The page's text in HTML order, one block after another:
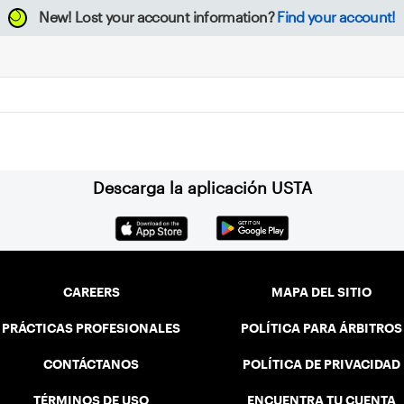
New! Lost your account information? Find your account!
Descarga la aplicación USTA
CAREERS
PRÁCTICAS PROFESIONALES
CONTÁCTANOS
TÉRMINOS DE USO
MAPA DEL SITIO
POLÍTICA PARA ÁRBITROS
POLÍTICA DE PRIVACIDAD
ENCUENTRA TU CUENTA